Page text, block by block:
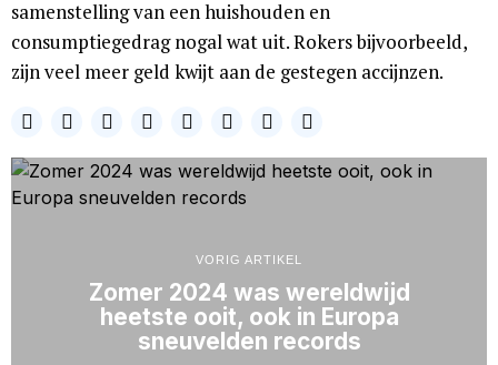
samenstelling van een huishouden en
consumptiegedrag nogal wat uit. Rokers bijvoorbeeld,
zijn veel meer geld kwijt aan de gestegen accijnzen.
VORIG ARTIKEL
Zomer 2024 was wereldwijd
heetste ooit, ook in Europa
sneuvelden records